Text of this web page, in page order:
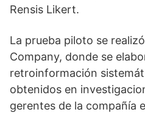
Rensis Likert.
La prueba piloto se
Company, donde se
retroinformación
obtenidos en
gerentes de la compañía